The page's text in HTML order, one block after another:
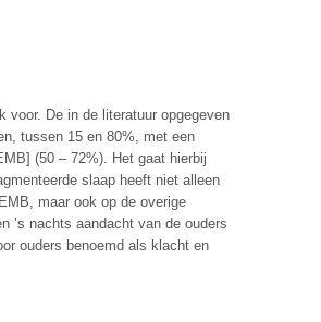
voor. De in de literatuur opgegeven
tussen 15 en 80%, met een
(50 – 72%). Het gaat hierbij
slaap heeft niet alleen
maar ook op de overige
’s nachts aandacht van de ouders
ouders benoemd als klacht en